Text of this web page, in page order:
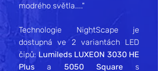
modrého světla...."
Technologie NightScape je
dostupná ve 2 variantách LED
čipů: Lumileds LUXEON 3030 HE
Plus a 5050 Square s